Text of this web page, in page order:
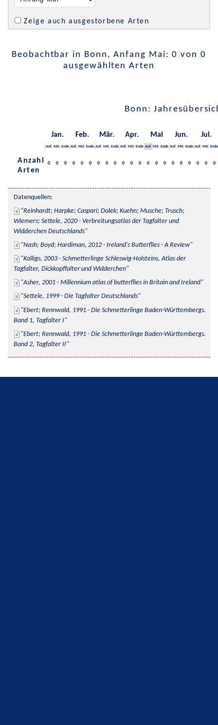
Zeige auch ausgestorbene Arten
Beobachtbar in Bonn, Anfang Mai: 0 von 0
ausgewählten Arten
Bonn:
Jan. Feb. Mär. Apr. Mai Jun. Jul.
Anf. Mit. Ende Anf. Mit. Ende Anf. Mit. Ende Anf. Mit. Ende Anf. Mit. Ende Anf. Mit. Ende Anf. Mit. Ende
Anzahl
Arten
0 0 0 0 0 0 0 0 0 0 0 0 0 0 0 0 0 0 0 0 0
Datenquellen:
Reinhardt; Harpke; Caspari; Dolek; Kuehn; Musche; Trusch;
Wiemers; Settele, 2020 - Verbreitungsatlas der Tagfalter und
Widderchen Deutschlands
Nash; Boyd; Hardiman, 2012 - Ireland's Butterflies - A Review
Kolligs, 2003 - Schmetterlinge Schleswig-Holsteins, Atlas der
Tagfalter, Dickkopffalter und Widderchen
Asher, 2001 - Millennium atlas of butterflies in Britain and Ireland
Settele, 1999 - Die Tagfalter Deutschlands
Ebert; Rennwald, 1991 - Die Schmetterlinge Baden-Württembergs.
Band 1, Tagfalter I
Ebert; Rennwald, 1991 - Die Schmetterlinge Baden-Württembergs.
Band 2, Tagfalter II